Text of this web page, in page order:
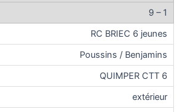
9 – 1
RC BRIEC 6 jeunes
Poussins / Benjamins
QUIMPER CTT 6
extérieur